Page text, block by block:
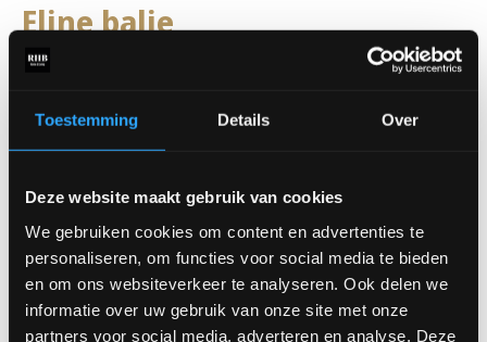
Toestemming Details Over
Deze website maakt gebruik van cookies
We gebruiken cookies om content en advertenties te
personaliseren, om functies voor social media te bieden
en om ons websiteverkeer te analyseren. Ook delen we
informatie over uw gebruik van onze site met onze
partners voor social media, adverteren en analyse. Deze
Eline balie
DeEline balie
combineert stijl, functionaliteit en een luxe
ontvangstruimte. Dankzij de combinatie van praktische
opbergruimte en een geïntegreerd bureau creëer je moeiteloos
perfect binnen zowel moderne woonruimtes als zakelijke
interieurs.
Benieuwd naar de mogelijkheden? Kom langs in onze showroom
en ontdek de Eline balie. Dankzij het maatwerk is deze volledig
samen te stellen in verschillende kleuren, opstellingen en
afmetingen.